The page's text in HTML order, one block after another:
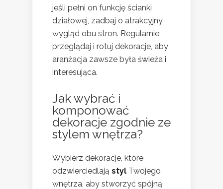
jeśli pełni on funkcję ścianki
działowej, zadbaj o atrakcyjny
wygląd obu stron. Regularnie
przeglądaj i rotuj dekoracje, aby
aranżacja zawsze była świeża i
interesująca.
Jak wybrać i
komponować
dekoracje zgodnie ze
stylem wnętrza?
Wybierz dekoracje, które
odzwierciedlają styl Twojego
wnętrza, aby stworzyć spójną